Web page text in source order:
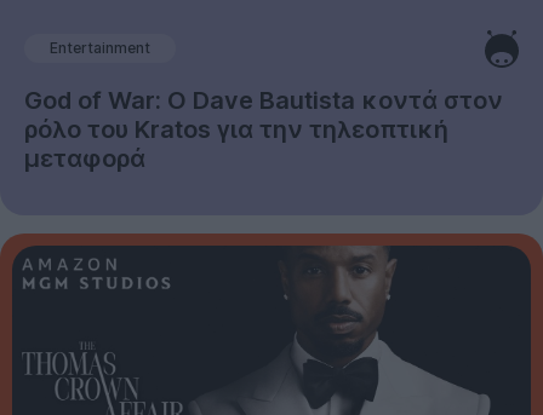
Entertainment
God of War: Ο Dave Bautista κοντά στον
ρόλο του Kratos για την τηλεοπτική
μεταφορά